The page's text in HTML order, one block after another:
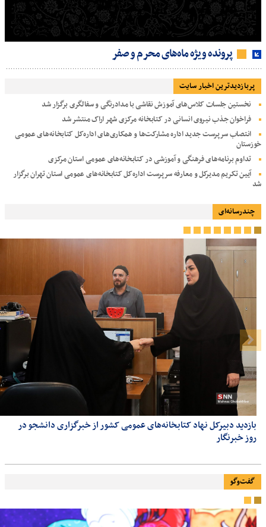
پرونده ویژه ماه‌های محرم و صفر
پربازديدترين اخبار سایت
نخستین جلسات کلاس‌های آموزش نقاشی با مدادرنگی و سفالگری برگزار شد
فراخوان جذب نیروی انسانی در کتابخانه مرکزی شهر اراک منتشر شد
انتصاب سرپرست جدید اداره مشارکت‌ها و همکاری‌های اداره‌کل کتابخانه‌های عمومی
خوزستان
تداوم برنامه‌های فرهنگی و آموزشی در کتابخانه‌های عمومی استان مرکزی
آیین تکریم مدیرکل و معارفه سرپرست اداره‌کل کتابخانه‌های عمومی استان تهران برگزار
شد
چندرسانه‌ای
بازدید دبیرکل نهاد کتابخانه‌های عمومی کشور از خبرگزاری دانشجو در
روز خبرنگار
گفت‌وگو